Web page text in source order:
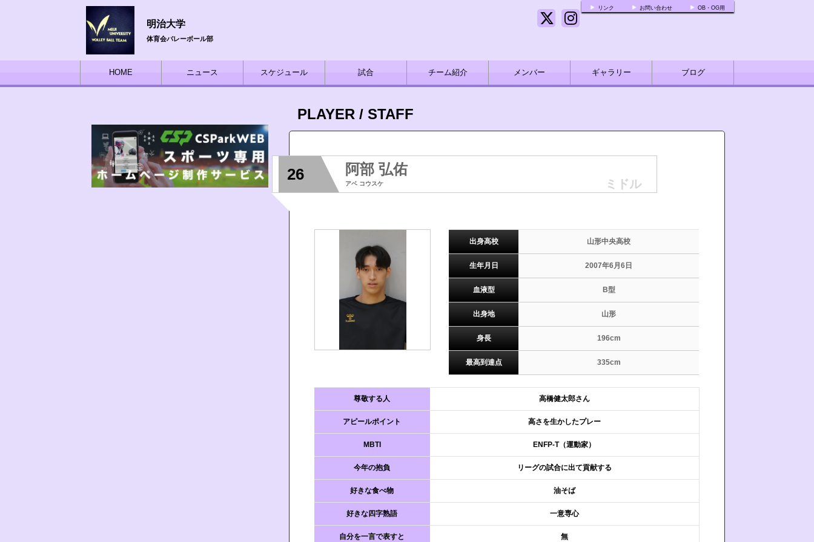
リンク お問い合わせ OB・OG用
明治大学
体育会バレーボール部
HOME ニュース スケジュール 試合 チーム紹介 メンバー ギャラリー ブログ
PLAYER / STAFF
26 阿部 弘佑
アベ コウスケ ミドル
出身高校 山形中央高校
生年月日 2007年6月6日
血液型 B型
出身地 山形
身長 196cm
最高到達点 335cm
尊敬する人 高橋健太郎さん
アピールポイント 高さを生かしたプレー
MBTI ENFP-T（運動家）
今年の抱負 リーグの試合に出て貢献する
好きな食べ物 油そば
好きな四字熟語 一意専心
自分を一言で表すと 無